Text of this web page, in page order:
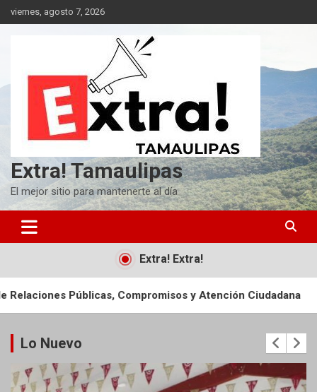
Skip
to
viernes, agosto 7, 2026
Extra! Tamaulipas
El mejor sitio para mantenerte al día
Extra! Extra!
Compromisos y Atención Ciudadana Entregan 302
Lo Nuevo